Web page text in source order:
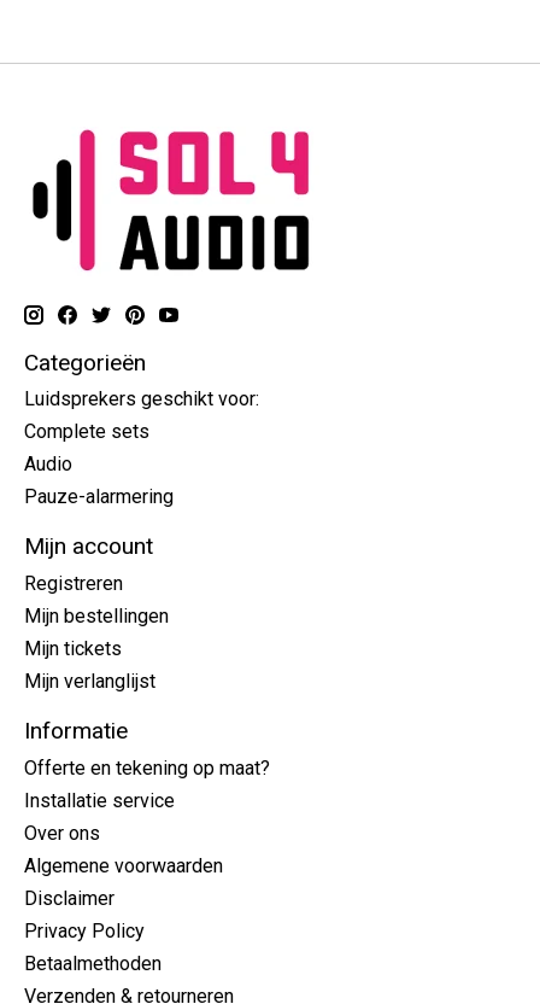
Categorieën
Luidsprekers geschikt voor:
Complete sets
Audio
Pauze-alarmering
Mijn account
Registreren
Mijn bestellingen
Mijn tickets
Mijn verlanglijst
Informatie
Offerte en tekening op maat?
Installatie service
Over ons
Algemene voorwaarden
Disclaimer
Privacy Policy
Betaalmethoden
Verzenden & retourneren